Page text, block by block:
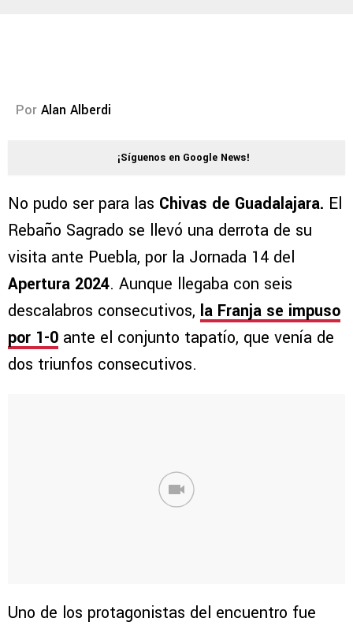
Por Alan Alberdi
¡Síguenos en Google News!
No pudo ser para las Chivas de Guadalajara. El
Rebaño Sagrado se llevó una derrota de su
visita ante Puebla, por la Jornada 14 del
Apertura 2024. Aunque llegaba con seis
descalabros consecutivos, la Franja se impuso
por 1-0 ante el conjunto tapatío, que venía de
dos triunfos consecutivos.
Uno de los protagonistas del encuentro fue